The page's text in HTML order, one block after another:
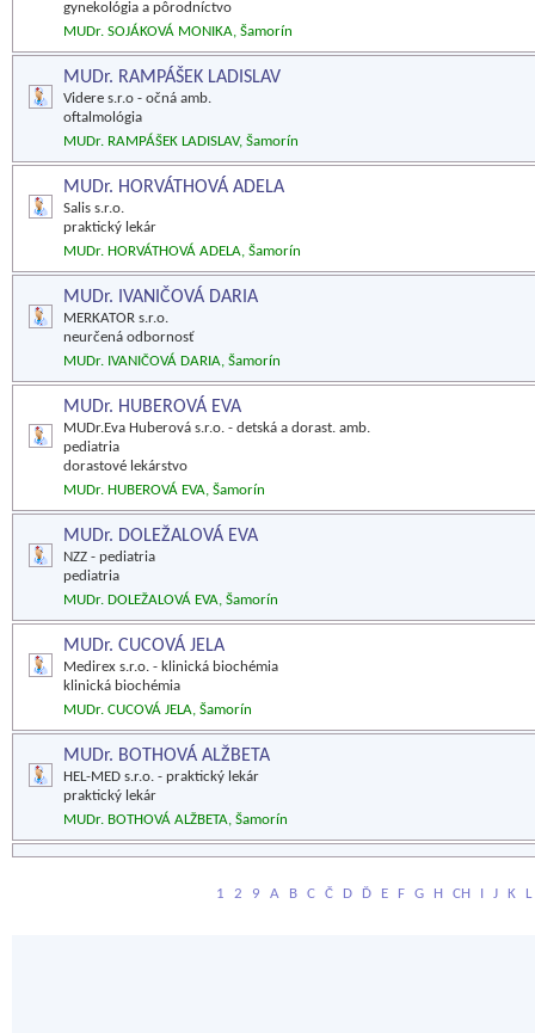
gynekológia a pôrodníctvo
MUDr. SOJÁKOVÁ MONIKA, Šamorín
MUDr. RAMPÁŠEK LADISLAV
Videre s.r.o - očná amb.
oftalmológia
MUDr. RAMPÁŠEK LADISLAV, Šamorín
MUDr. HORVÁTHOVÁ ADELA
Salis s.r.o.
praktický lekár
MUDr. HORVÁTHOVÁ ADELA, Šamorín
MUDr. IVANIČOVÁ DARIA
MERKATOR s.r.o.
neurčená odbornosť
MUDr. IVANIČOVÁ DARIA, Šamorín
MUDr. HUBEROVÁ EVA
MUDr.Eva Huberová s.r.o. - detská a dorast. amb.
pediatria
dorastové lekárstvo
MUDr. HUBEROVÁ EVA, Šamorín
MUDr. DOLEŽALOVÁ EVA
NZZ - pediatria
pediatria
MUDr. DOLEŽALOVÁ EVA, Šamorín
MUDr. CUCOVÁ JELA
Medirex s.r.o. - klinická biochémia
klinická biochémia
MUDr. CUCOVÁ JELA, Šamorín
MUDr. BOTHOVÁ ALŽBETA
HEL-MED s.r.o. - praktický lekár
praktický lekár
MUDr. BOTHOVÁ ALŽBETA, Šamorín
1 2 9 A B C Č D Ď E F G H CH I J K L